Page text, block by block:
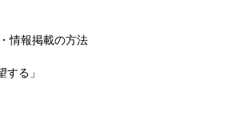
x
情報掲載の方法
る」